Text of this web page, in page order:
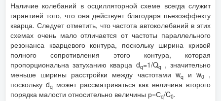
Наличие колебаний в осцилляторной схеме всегда служит
гарантией того, что она действует благодаря пьезоэффекту
кварца. Следует отметить, что частота автоколебаний в этих
схемах очень мало отличается от частоты параллельного
резонанса кварцевого контура, поскольку ширина кривой
полного сопротивления этого контура, которая
пропорциональна затуханию кварца dq=1/Qq, значительно
меньше ширины расстройки между частотами wqи w0,
поскольку dqможет рассматриваться как величина второго
порядка малости относительно величины р=Сq/C0.